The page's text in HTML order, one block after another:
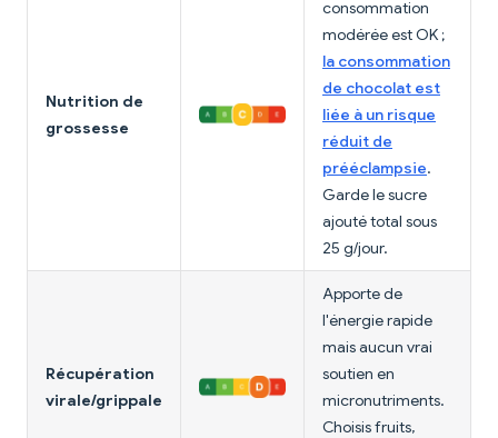
Nutrition de
grossesse
consommation
modérée est OK ;
la consommation
de chocolat est
liée à un risque
réduit de
prééclampsie.
Garde le sucre
ajouté total sous
25 g/jour.
Récupération
virale/grippale
Apporte de
l'énergie rapide
mais aucun vrai
soutien en
micronutriments.
Choisis fruits,